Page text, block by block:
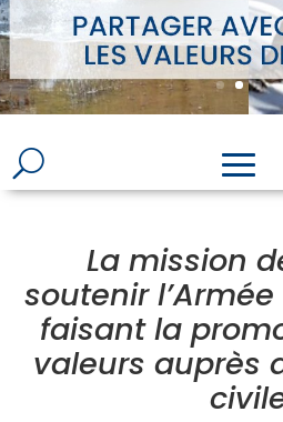
La mission
soutenir
faisant la
valeurs auprès